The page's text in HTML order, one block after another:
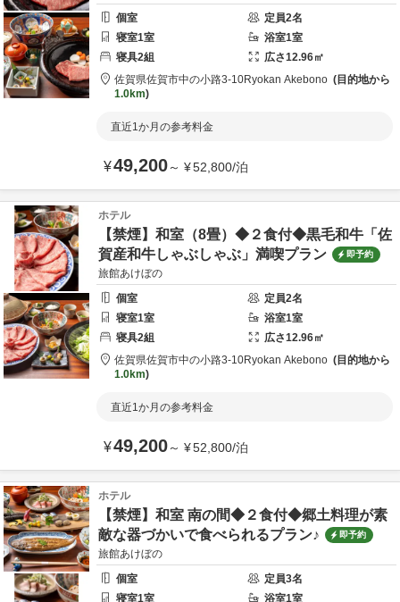
個室
定員2名
寝室1室 浴室1室
寝具2組 広さ12.96㎡
佐賀県佐賀市中の小路3-10Ryokan Akebono
目的地から
1.0km
直近1か月の参考料金
¥49,200～ ¥52,800/泊
ホテル
【禁煙】和室（8畳）◆２食付◆黒毛和牛「佐
賀産和牛しゃぶしゃぶ」満喫プラン
即予約
旅館あけぼの
個室
定員2名
寝室1室 浴室1室
寝具2組 広さ12.96㎡
佐賀県佐賀市中の小路3-10Ryokan Akebono
目的地から
1.0km
直近1か月の参考料金
¥49,200～ ¥52,800/泊
ホテル
【禁煙】和室 南の間◆２食付◆郷土料理が素
敵な器づかいで食べられるプラン♪
即予約
旅館あけぼの
個室
定員3名
寝室1室 浴室1室